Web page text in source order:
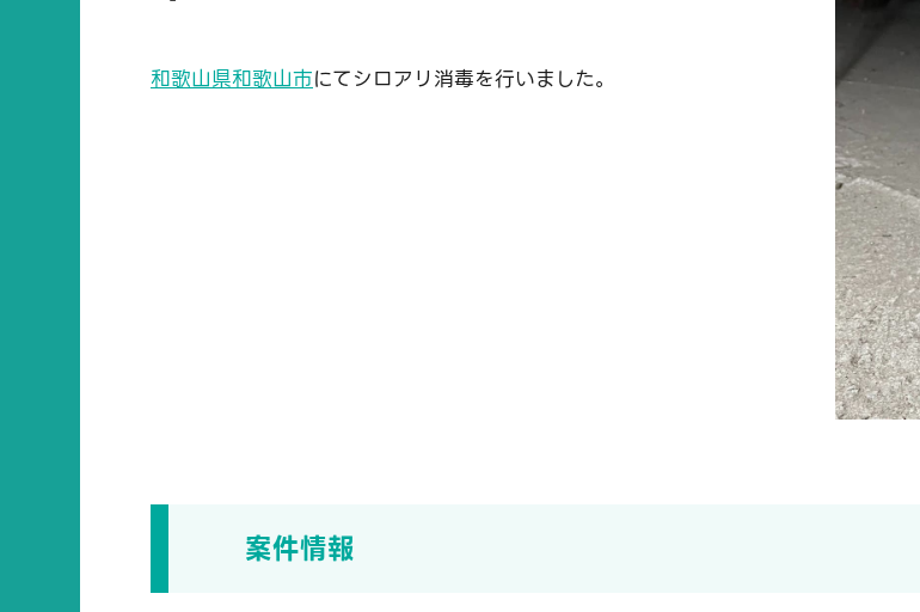
和歌山県和歌山市にてシロアリ消毒を行いました。
案件情報